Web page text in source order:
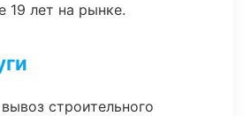
19 лет на рынке.
строительного